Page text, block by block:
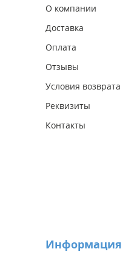
О компании
Доставка
Оплата
Отзывы
Условия возврата
Реквизиты
Контакты
Информация